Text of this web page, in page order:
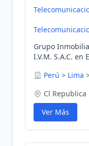
Grupo
I.V.M. S.A.C. en
Perú > Lima
Cl Republica
Ver Más